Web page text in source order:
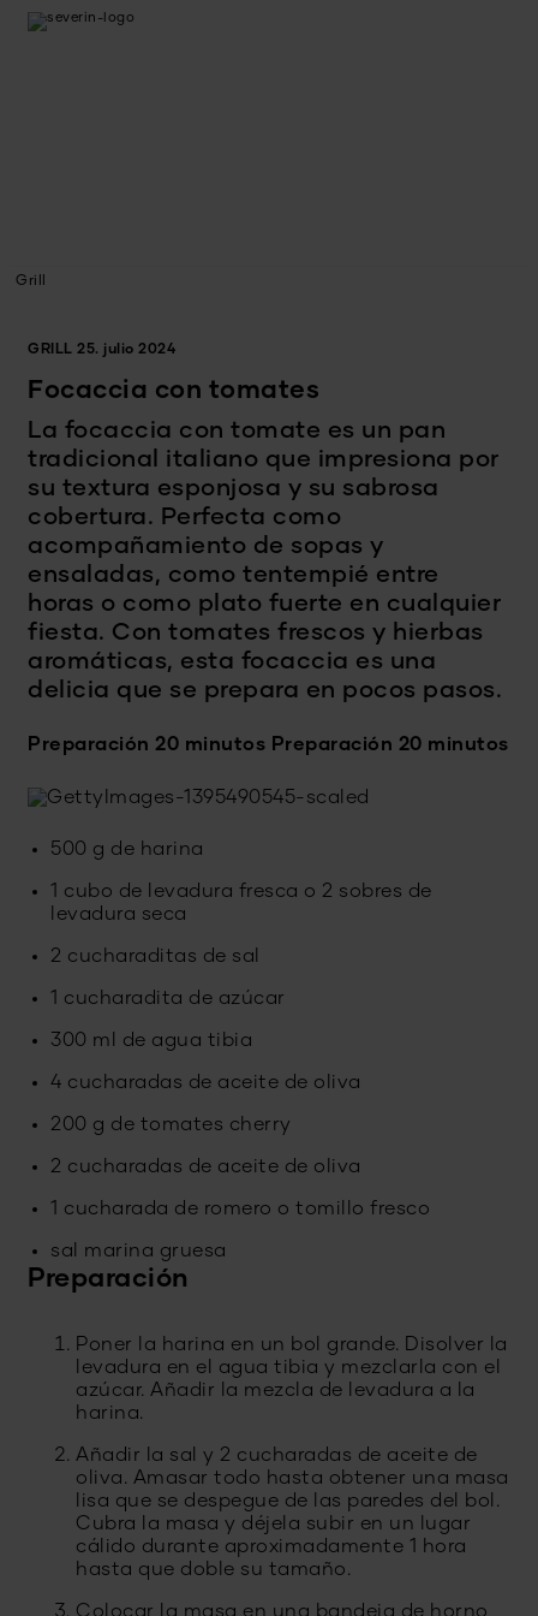
Grill
GRILL 25. julio 2024
Focaccia con tomates
La focaccia con tomate es un pan
tradicional italiano que impresiona por
su textura esponjosa y su sabrosa
cobertura. Perfecta como
acompañamiento de sopas y
ensaladas, como tentempié entre
horas o como plato fuerte en cualquier
fiesta. Con tomates frescos y hierbas
aromáticas, esta focaccia es una
delicia que se prepara en pocos pasos.
Preparación 20 minutos Preparación 20 minutos
500 g de harina
1 cubo de levadura fresca o 2 sobres de
levadura seca
2 cucharaditas de sal
1 cucharadita de azúcar
300 ml de agua tibia
4 cucharadas de aceite de oliva
200 g de tomates cherry
2 cucharadas de aceite de oliva
1 cucharada de romero o tomillo fresco
sal marina gruesa
Preparación
Poner la harina en un bol grande. Disolver la
levadura en el agua tibia y mezclarla con el
azúcar. Añadir la mezcla de levadura a la
harina.
Añadir la sal y 2 cucharadas de aceite de
oliva. Amasar todo hasta obtener una masa
lisa que se despegue de las paredes del bol.
Cubra la masa y déjela subir en un lugar
cálido durante aproximadamente 1 hora
hasta que doble su tamaño.